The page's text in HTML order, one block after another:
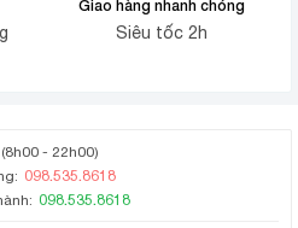
Giao hàng nhanh chóng
Siêu tốc 2h
(8h00 - 22h00)
098.535.8618
098.535.8618